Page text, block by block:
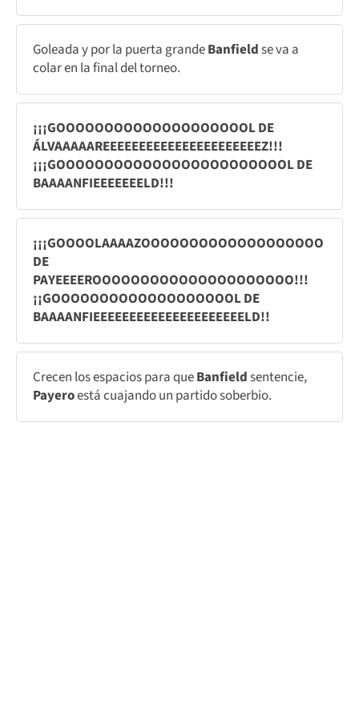
Goleada y por la puerta grandeBanfieldse va a
colar en la final del torneo.
¡¡¡GOOOOOOOOOOOOOOOOOOOOL DE
ÁLVAAAAAREEEEEEEEEEEEEEEEEEEEEEZ!!!
¡¡¡GOOOOOOOOOOOOOOOOOOOOOOOOL DE
BAAAANFIEEEEEEELD!!!
¡¡¡GOOOOLAAAAZOOOOOOOOOOOOOOOOOOO
DE
PAYEEEEROOOOOOOOOOOOOOOOOOOOO!!!
¡¡GOOOOOOOOOOOOOOOOOOOL DE
BAAAANFIEEEEEEEEEEEEEEEEEEEEELD!!
Crecen los espacios para queBanfieldsentencie,
Payeroestá cuajando un partido soberbio.